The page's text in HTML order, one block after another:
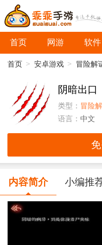
首页 网游 软件
首页 > 安卓游戏 > 冒险解
阴暗出口
类型： 冒险
语言： 中文
内容简介 小编推